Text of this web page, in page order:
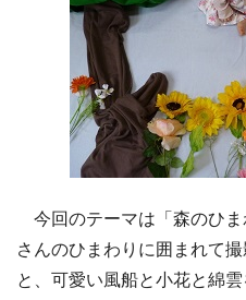
今回のテーマは「森のひま
さんのひまわりに囲まれて
と、可愛い風船と小花と綿